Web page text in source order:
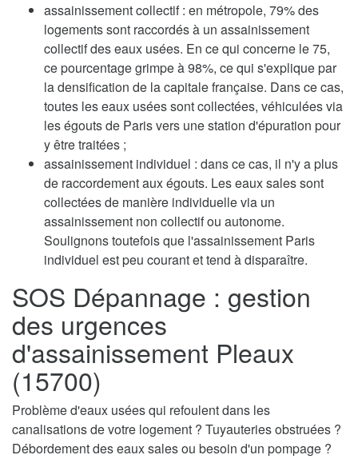
assainissement collectif : en métropole, 79% des
logements sont raccordés à un assainissement
collectif des eaux usées. En ce qui concerne le 75,
ce pourcentage grimpe à 98%, ce qui s'explique par
la densification de la capitale française. Dans ce cas,
toutes les eaux usées sont collectées, véhiculées via
les égouts de Paris vers une station d'épuration pour
y être traitées ;
assainissement individuel : dans ce cas, il n'y a plus
de raccordement aux égouts. Les eaux sales sont
collectées de manière individuelle via un
assainissement non collectif ou autonome.
Soulignons toutefois que l'assainissement Paris
individuel est peu courant et tend à disparaître.
SOS Dépannage : gestion
des urgences
d'assainissement Pleaux
(15700)
Problème d'eaux usées qui refoulent dans les
canalisations de votre logement ? Tuyauteries obstruées ?
Débordement des eaux sales ou besoin d'un pompage ?